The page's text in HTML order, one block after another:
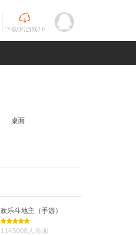
下载QQ游戏2.0
桌面
欢乐斗地主（手游）
1145008人添加